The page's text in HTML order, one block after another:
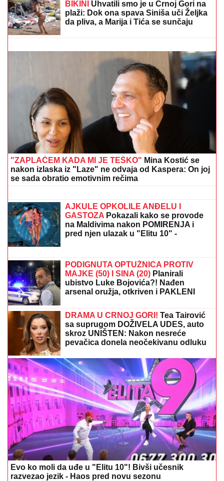
NAJLEPŠA SRPSKA VODITELJKA POKAZALA LICE
BEZ TRUNKE ŠMINKE
Marija Kilibarda zumira svaki
detalj, neće da ulepšava stvarnost: "Tretman mi je
preko potreban" (FOTO)
Ćerka pokojnog pevača zaprepastila
javnost: "Jesam sponzoruša i skupa
sam"
OGLASILA SE TANJA SAVIĆ NAKON
ŠTO JE BRŽE-BOLJE PREKINULA
je shvatila da situacija IZMIČE
KONTROLI morala da reaguje
Evo gde možete gledati uživo TV prenos meča
Crvena zvezda - Novi Pazar u 4. kolu Superligi Srbije
MILJANA KULIĆ SE SKINULA U
BIKINIUhvatili smo je u Crnoj Gori na
plaži: Dok ona spava Siniša uči Željka
da pliva, a Marija i Tića se sunčaju
(Video)
RAZVELA SE OD KOLEGE I
PROCVETALAPevačica u vrtoglavim
štiklama i haljini pripijenoj uz telo
pokazala figuru nakon dva porođaj
(Foto)